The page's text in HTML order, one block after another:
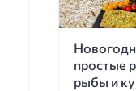
простые
рыбы и